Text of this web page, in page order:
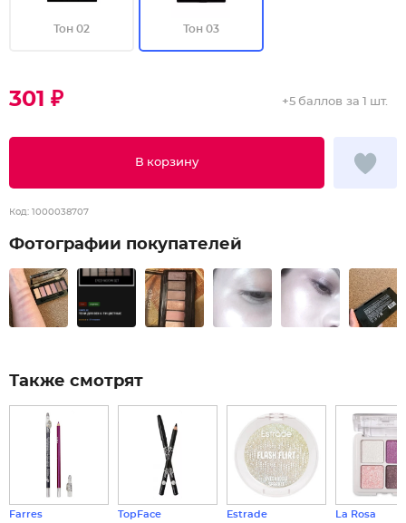
Тон 02 Тон 03
301 ₽
В корзину
+5 баллов за 1 шт.
Код: 1000038707
Фотографии покупателей
Также смотрят
Farres TopFace Estrade La Rosa